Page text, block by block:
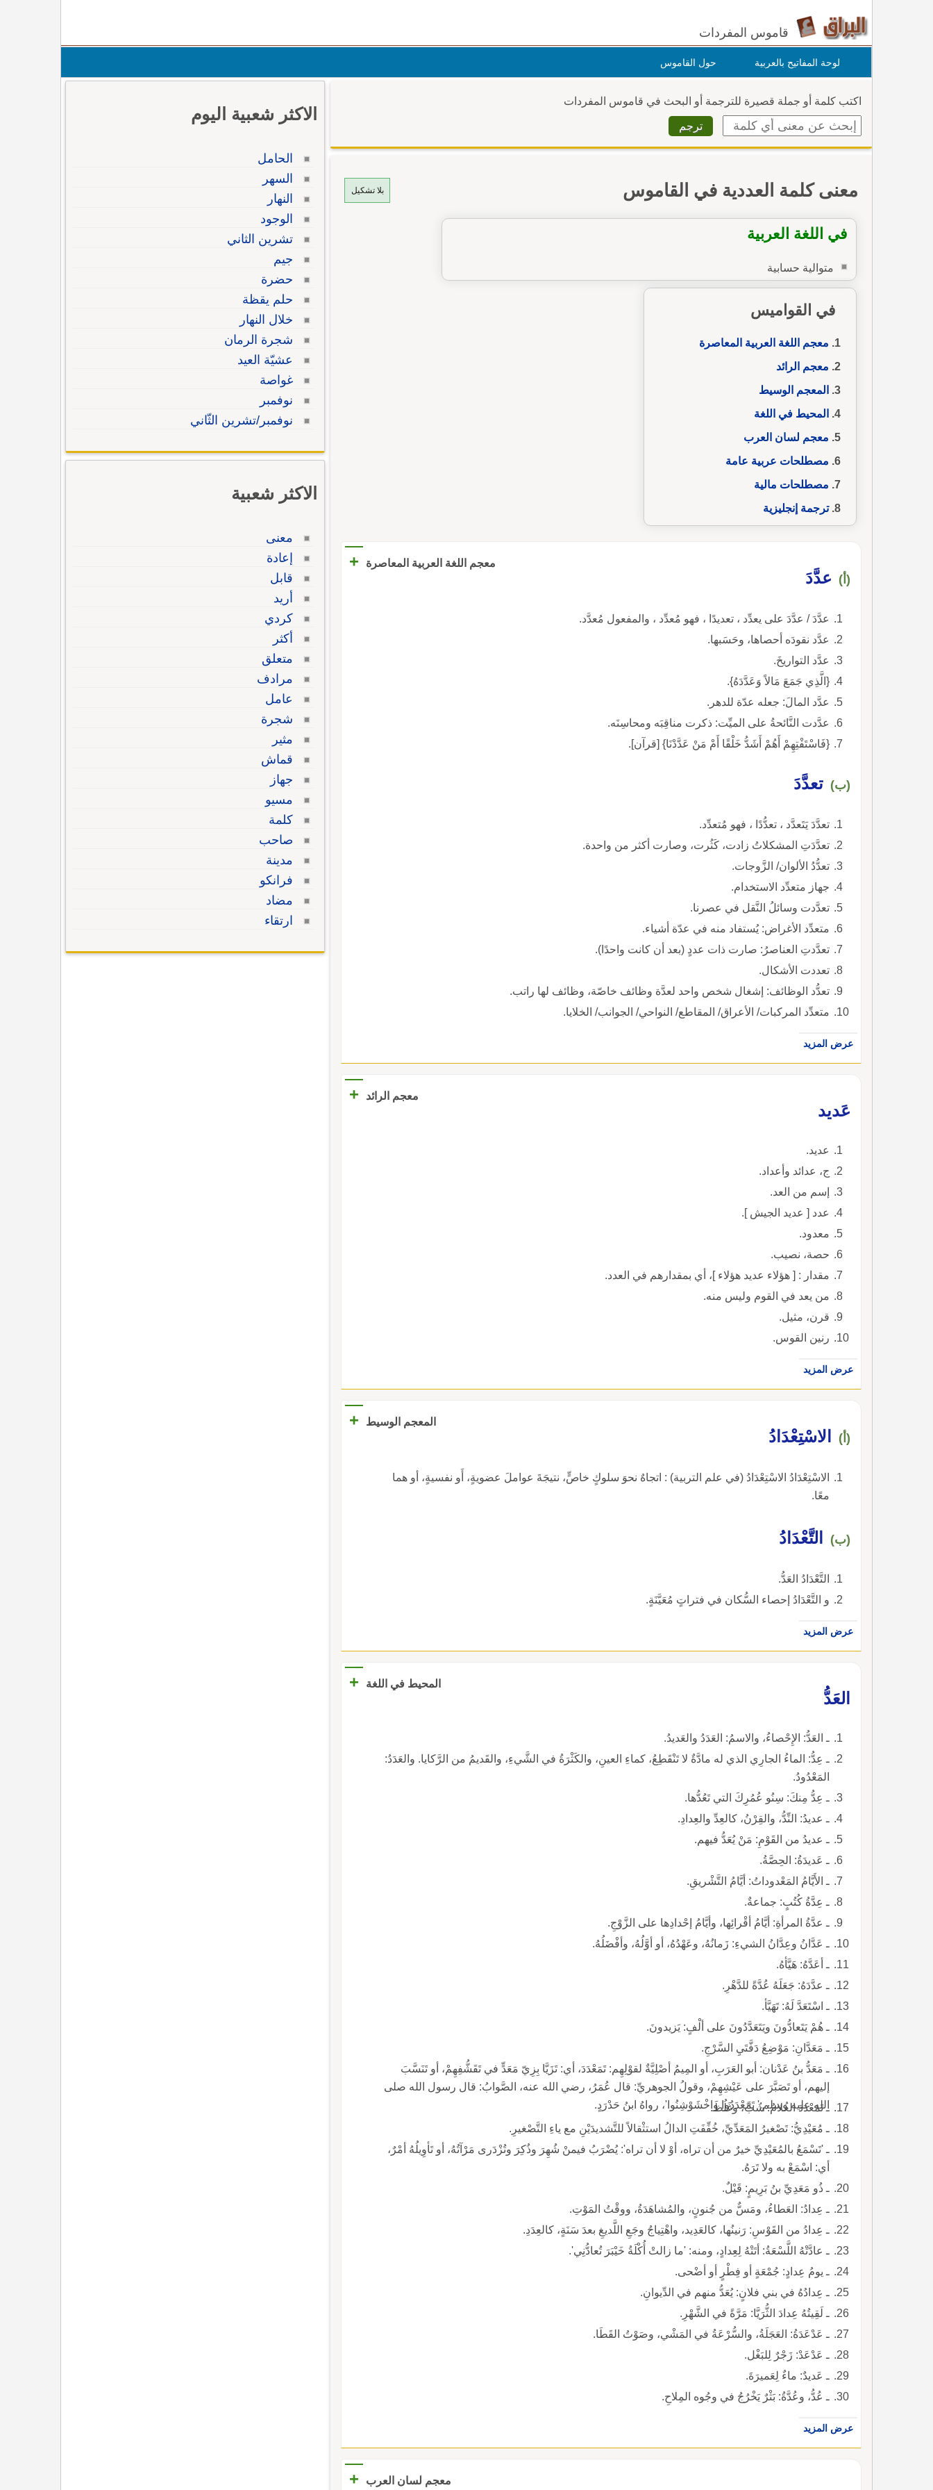
قاموس المفردات
لوحة المفاتيح بالعربية حول القاموس
اكتب كلمة أو جملة قصيرة للترجمة أو البحث في قاموس المفردات
بلا تشكيل معنى كلمة العددية في القاموس
في اللغة العربية
متوالية حسابية
في القواميس
معجم اللغة العربية المعاصرة
معجم الرائد
المعجم الوسيط
المحيط في اللغة
معجم لسان العرب
مصطلحات عربية عامة
مصطلحات مالية
ترجمة إنجليزية
معجم اللغة العربية المعاصرة +
(أ) عدَّدَ
عدَّدَ / عدَّدَ على يعدِّد ، تعديدًا ، فهو مُعدِّد ، والمفعول مُعدَّد.
عدَّد نقودَه أحصاها، وحَسَبها.
عدَّد التواريخَ.
{الَّذِي جَمَعَ مَالاً وَعَدَّدَهُ}.
عدَّد المالَ: جعله عدّة للدهر.
عدَّدت النَّائحةُ على الميِّت: ذكرت مناقِبَه ومحاسِنَه.
{فَاسْتَفْتِهِمْ أَهُمْ أَشَدُّ خَلْقًا أَمْ مَنْ عَدَّدْنَا} [قرآن].
(ب) تعدَّدَ
تعدَّدَ يَتَعدَّد ، تعدُّدًا ، فهو مُتعدِّد.
تعدَّدَتِ المشكلاتُ زادت، كَثُرت، وصارت أكثر من واحدة.
تعدُّدُ الألوان/ الزَّوجات.
جهاز متعدِّد الاستخدام.
تعدَّدت وسائلُ النَّقل في عصرنا.
متعدِّد الأغراض: يُستفاد منه في عدّة أشياء.
تعدَّدتِ العناصرُ: صارت ذات عددٍ (بعد أن كانت واحدًا).
تعددت الأشكال.
تعدُّد الوظائف: إشغال شخص واحد لعدَّة وظائف خاصّة، وظائف لها راتب.
متعدِّد المركبات/ الأعراق/ المقاطع/ النواحي/ الجوانب/ الخلايا.
عرض المزيد
معجم الرائد
+
عَديد
عديد.
ج، عدائد وأعداد.
إسم من العد.
عدد [ عديد الجيش ].
معدود.
حصة، نصيب.
مقدار : [ هؤلاء عديد هؤلاء ]، أي بمقدارهم في العدد.
من يعد في القوم وليس منه.
قرن، مثيل.
رنين القوس.
عرض المزيد
المعجم الوسيط +
(أ) الاسْتِعْدَادُ
الاسْتِعْدَادُ الاسْتِعْدَادُ (في علم التربية) : اتجاهٌ نحوَ سلوكٍ خاصٍّ، نتيجَةَ عواملَ عضويةٍ، أَو نفسيةٍ، أو هما
معًا.
(ب) التَّعْدَادُ
التَّعْدَادُ العَدُّ.
و التَّعْدَادُ إحصاء السُّكان في فتراتٍ مُعَيَّنَةٍ.
عرض المزيد
المحيط في اللغة
+
العَدُّ
ـ العَدُّ: الإِحْصاءُ، والاسمُ: العَدَدُ والعَديدُ.
ـ عِدُّ: الماءُ الجارِي الذي له مادَّةٌ لا تَنْقَطِعُ، كماءِ العينِ، والكَثْرَةُ في الشَّيءِ، والقَديمُ من الرَّكايا. والعَدَدُ:
المَعْدُودُ.
ـ عِدُّ مِنكَ: سِنُو عُمُرِكَ التي تَعُدُّها.
ـ عديدُ: النِّدُّ، والقِرْنُ، كالعِدِّ والعِدادِ.
ـ عديدُ من القَوْمِ: مَنْ يُعَدُّ فيهم.
ـ عَديدَةُ: الحِصَّةُ.
ـ الأَيَّامُ المَعْدوداتُ: أيَّامُ التَّشْريقِ.
ـ عِدَّةُ كُتُبٍ: جماعةٌ.
ـ عدَّةُ المرأةِ: أيَّامُ أقْرائِها، وأيَّامُ إحْدادِها على الزَّوْجِ.
ـ عَدَّانُ وعِدَّانُ الشيءِ: زَمانُهُ، وعَهْدُهُ، أو أوَّلُهُ، وأفْضَلُهُ.
ـ أعَدَّهُ: هَيَّأهُ.
ـ عدَّدَهُ: جَعَلَهُ عُدَّةً للدَّهْرِ.
ـ اسْتَعَدَّ لَهُ: تَهَيَّأ.
ـ هُمْ يَتَعادُّونَ ويَتَعَدَّدُونَ على ألْفٍ: يَزيدونَ.
ـ مَعَدَّانِ: مَوْضِعُ دَفَّتَيِ السَّرْجِ.
ـ مَعَدُّ بنُ عَدْنان: أبو العَرَبِ، أو المِيمُ أصْلِيَّةٌ لقوْلِهِم: تَمَعْدَدَ، أي: تَزَيَّا بِزِيّ مَعَدٍّ في تَقَشُّفِهِمْ، أو تَنَسَّبَ
إليهم، أو تَصَبَّرَ على عَيْشِهِمْ، وقولُ الجوهريِّ: قال عُمَرُ، رضي الله عنه، الصَّوابُ: قال رسول الله صلى
الله عليه وسلم:' تَمَعْدَدُوا واخْشَوْشِنُوا'، رواهُ ابنُ حَدْرَدٍ.
ـ تَمَعْدَدَ الغُلامُ: شَبَّ، وغَلُظَ.
ـ مُعَيْدِيُّ: تَصْغيرُ المَعَدِّيِّ، خُفِّفَتِ الدالُ استثْقالاً للتَّشديدَيْنِ مع ياءِ التَّصْغيرِ.
ـ 'تَسْمَعُ بالمُعَيْدِيِّ خيرٌ من أن تراه، أوْ لا أن تراه': يُضْرَبُ فيمنْ شُهِرَ وذُكِرَ وتُزْدَرى مَرْآتُهُ، أو تَأوِيلُهُ أمْرٌ،
أي: اسْمَعْ به ولا تَرَهُ.
ـ ذُو مَعَدِيِّ بنُ بَرِيمٍ: قَيْلٌ.
ـ عِدادُ: العَطاءُ، ومَسٌّ من جُنونٍ، والمُشاهَدَةُ، ووقْتُ المَوْتِ.
ـ عِدادُ من القَوْسِ: رَنينُها، كالعَدِيد، واهْتِياجُ وجَعِ اللَّديغِ بعدَ سَنَةٍ، كالعِدَدِ.
ـ عادَّتْهُ اللَّسْعَةُ: أتَتْهُ لِعِدادٍ، ومنه: 'ما زالتْ أُكْلَةُ خَيْبَرَ تُعادُّنِي'.
ـ يومُ عِدادٍ: جُمْعَةٍ أو فِطْرٍ أو أضْحى.
ـ عِدادُهُ في بني فلانٍ: يُعَدُّ منهم في الدِّيوانِ.
ـ لَقِيتُهُ عِدادَ الثُّرَيَّا: مَرَّةً في الشَّهْرِ.
ـ عَدْعَدَةُ: العَجَلَةُ، والسُّرْعَةُ في المَشْي، وصَوْتُ القَطَا.
ـ عَدْعَدْ: زَجْرٌ لِلبَغْل.
ـ عَديدٌ: ماءٌ لِعَميرَةَ.
ـ عُدُّ، وعُدَّةُ: بَثْرٌ يَخْرُجُ في وجُوه المِلاحِ.
عرض المزيد
معجم لسان العرب
+
الاكثر شعبية اليوم
الحامل
السهر
النهار
الوجود
تشرين الثاني
جيم
حضرة
حلم يقظة
خلال النهار
شجرة الرمان
عشيّة العيد
غواصة
نوفمبر
نوفمبر/تشرين الثّاني
الاكثر شعبية
معنى
إعادة
قابل
أريد
كردي
أكثر
متعلق
مرادف
عامل
شجرة
مثير
قماش
جهاز
مسيو
كلمة
صاحب
مدينة
فرانكو
مضاد
ارتقاء